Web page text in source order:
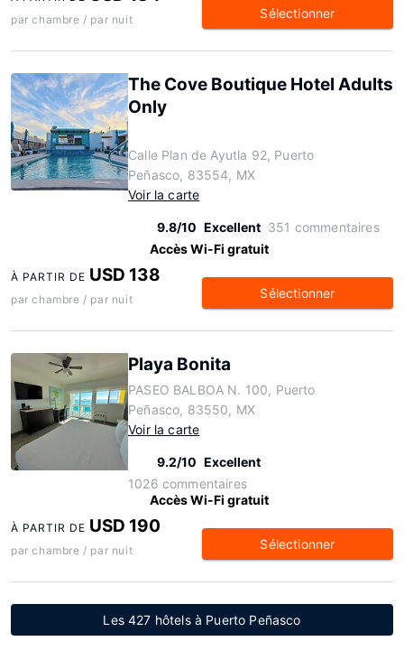
par chambre / par nuit Sélectionner
The Cove Boutique Hotel Adults
Only
Calle Plan de Ayutla 92, Puerto
Peñasco, 83554, MX
Voir la carte
9.8/10 Excellent 351 commentaires
Accès Wi-Fi gratuit
À PARTIR DE USD 138
par chambre / par nuit Sélectionner
Playa Bonita
PASEO BALBOA N. 100, Puerto
Peñasco, 83550, MX
Voir la carte
9.2/10 Excellent
1026 commentaires
Accès Wi-Fi gratuit
À PARTIR DE USD 190
par chambre / par nuit Sélectionner
Les 427 hôtels à Puerto Peñasco